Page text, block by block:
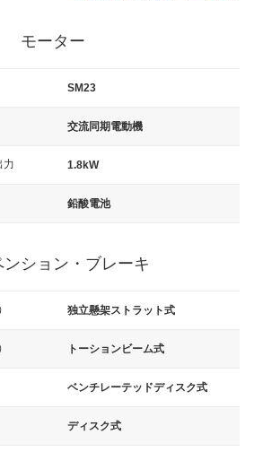
モーター
SM23
交流同期電動機
力 1.8kW
鉛酸電池
ンション・ブレーキ
独立懸架ストラット式
トーションビーム式
ベンチレーテッドディスク式
ディスク式